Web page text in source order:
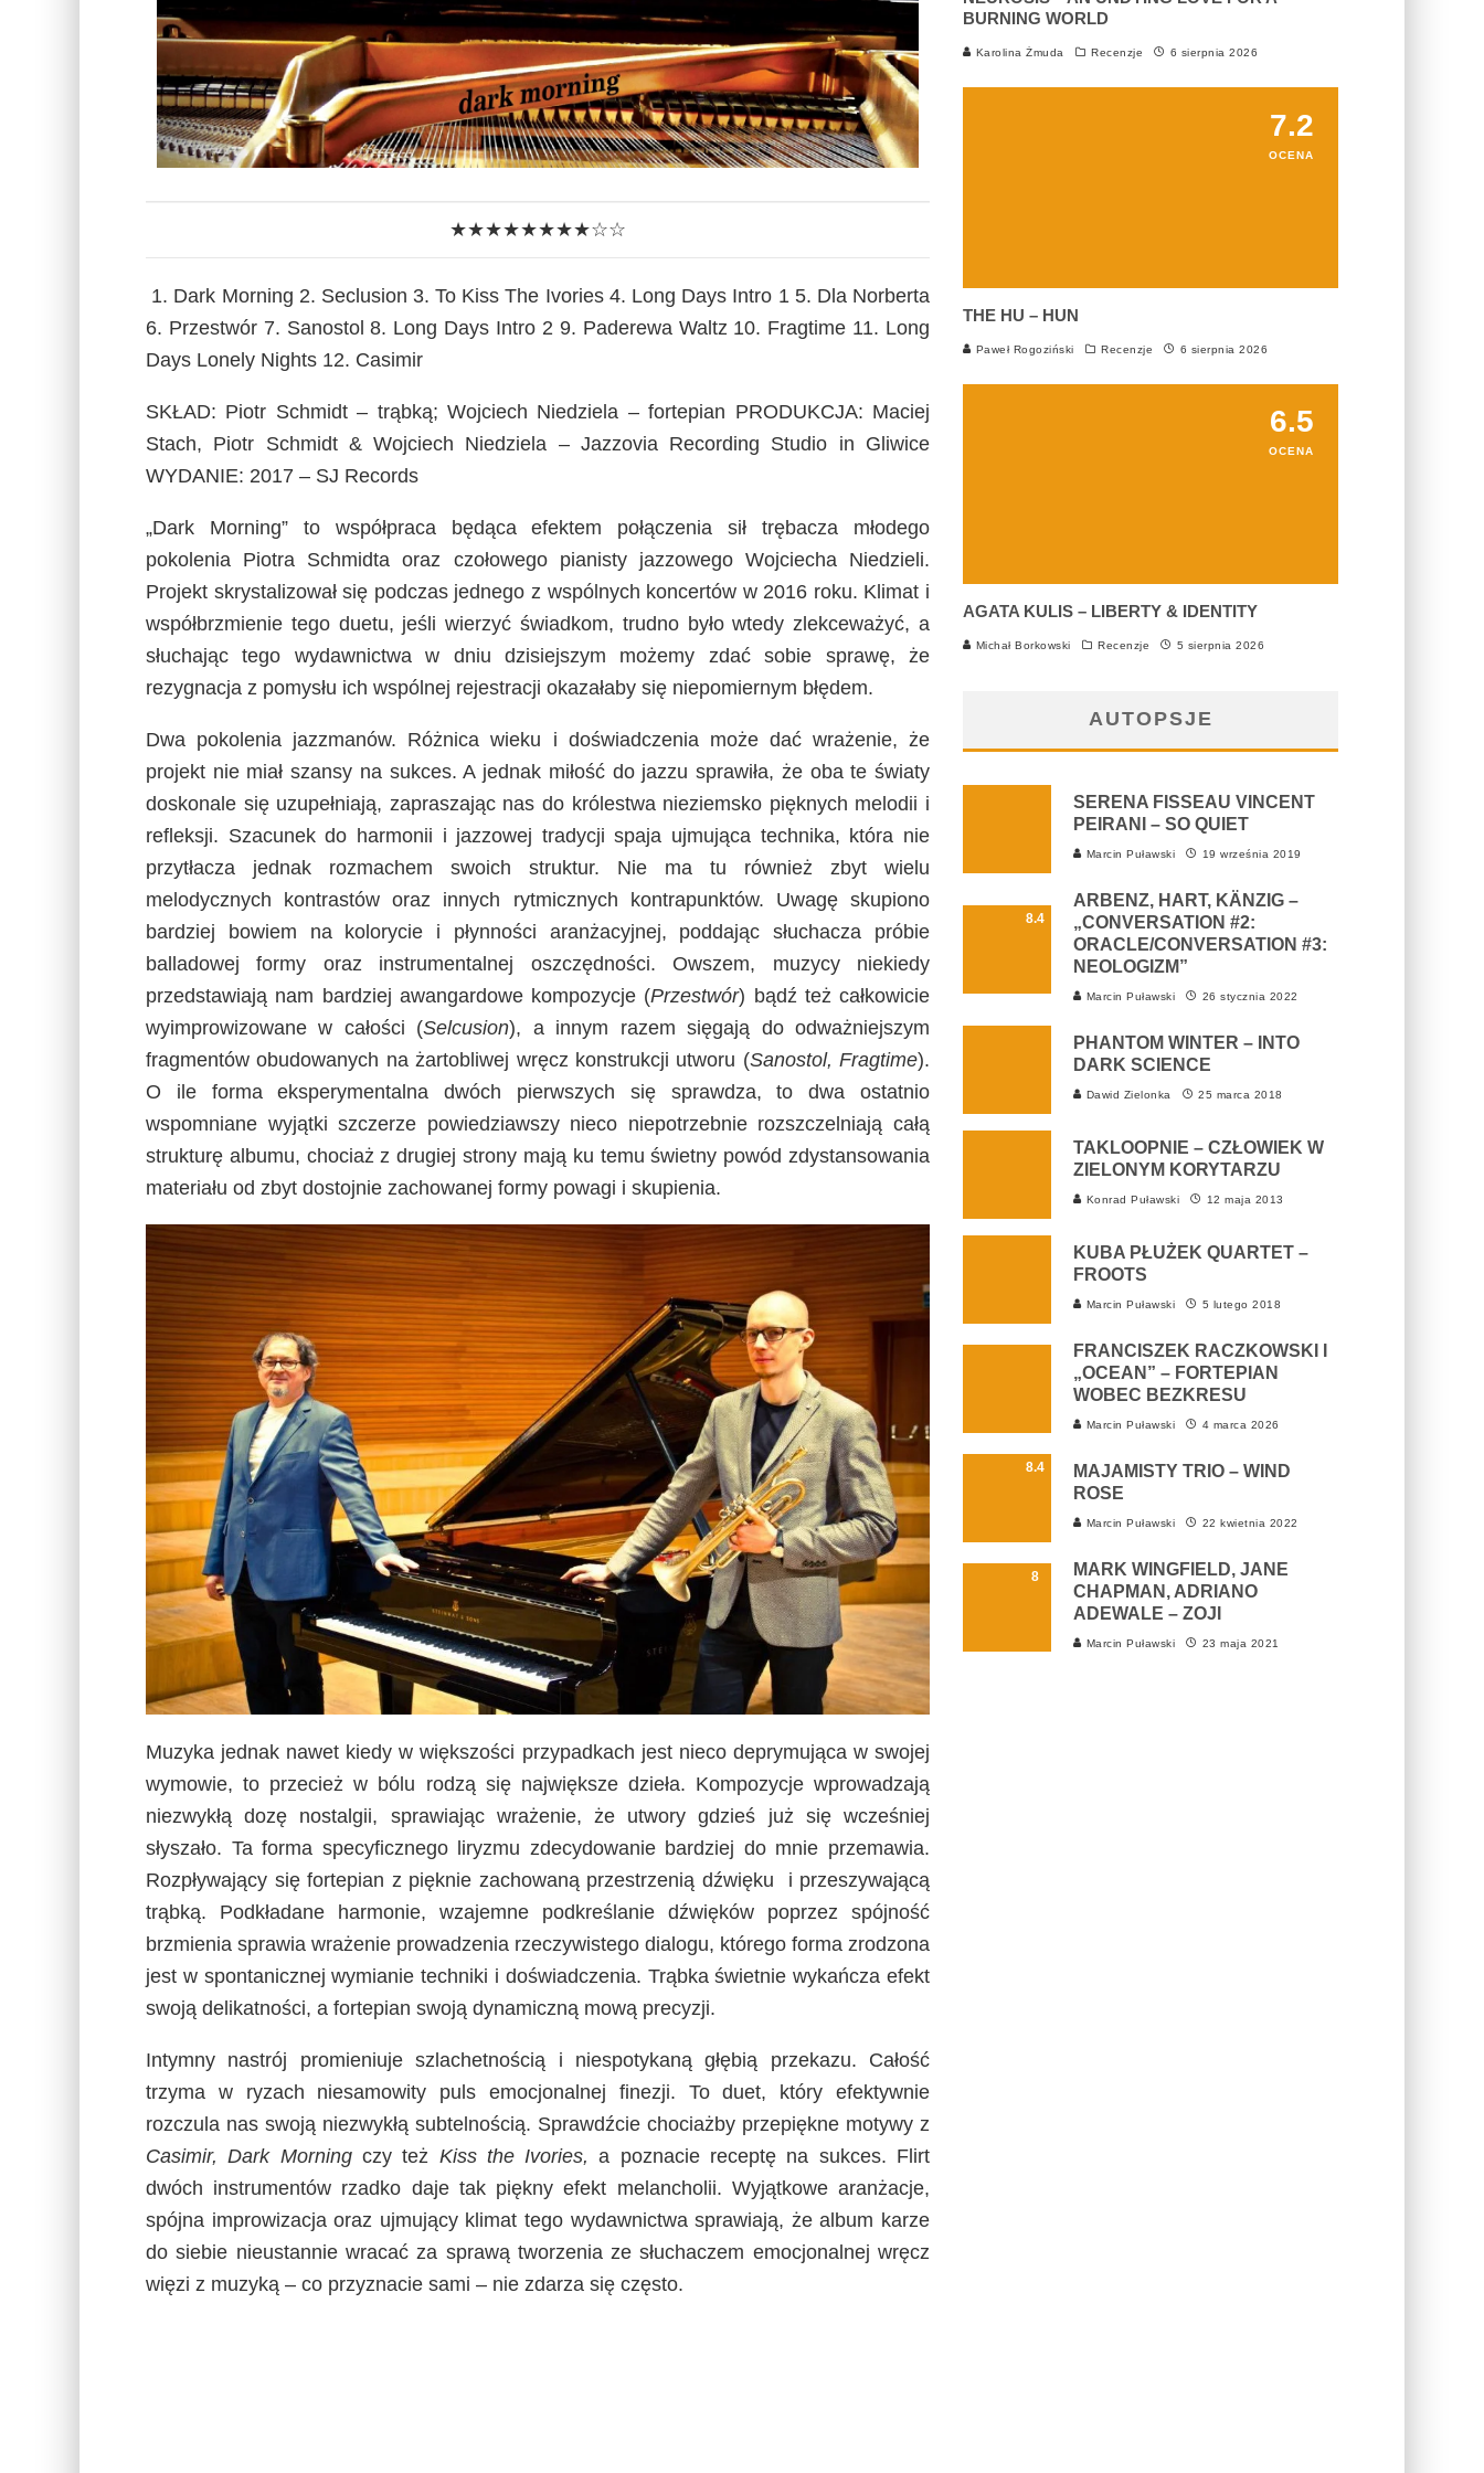
★★★★★★★★☆☆
1. Dark Morning 2. Seclusion 3. To Kiss The Ivories 4. Long Days Intro 1 5. Dla Norberta
6. Przestwór 7. Sanostol 8. Long Days Intro 2 9. Paderewa Waltz 10. Fragtime 11. Long
Days Lonely Nights 12. Casimir
SKŁAD: Piotr Schmidt – trąbką; Wojciech Niedziela – fortepian PRODUKCJA: Maciej
Stach, Piotr Schmidt & Wojciech Niedziela – Jazzovia Recording Studio in Gliwice
WYDANIE: 2017 – SJ Records
„Dark Morning” to współpraca będąca efektem połączenia sił trębacza młodego
pokolenia Piotra Schmidta oraz czołowego pianisty jazzowego Wojciecha Niedzieli.
Projekt skrystalizował się podczas jednego z wspólnych koncertów w 2016 roku. Klimat i
współbrzmienie tego duetu, jeśli wierzyć świadkom, trudno było wtedy zlekceważyć, a
słuchając tego wydawnictwa w dniu dzisiejszym możemy zdać sobie sprawę, że
rezygnacja z pomysłu ich wspólnej rejestracji okazałaby się niepomiernym błędem.
Dwa pokolenia jazzmanów. Różnica wieku i doświadczenia może dać wrażenie, że
projekt nie miał szansy na sukces. A jednak miłość do jazzu sprawiła, że oba te światy
doskonale się uzupełniają, zapraszając nas do królestwa nieziemsko pięknych melodii i
refleksji. Szacunek do harmonii i jazzowej tradycji spaja ujmująca technika, która nie
przytłacza jednak rozmachem swoich struktur. Nie ma tu również zbyt wielu
melodycznych kontrastów oraz innych rytmicznych kontrapunktów. Uwagę skupiono
bardziej bowiem na kolorycie i płynności aranżacyjnej, poddając słuchacza próbie
balladowej formy oraz instrumentalnej oszczędności. Owszem, muzycy niekiedy
przedstawiają nam bardziej awangardowe kompozycje (Przestwór) bądź też całkowicie
wyimprowizowane w całości (Selcusion), a innym razem sięgają do odważniejszym
fragmentów obudowanych na żartobliwej wręcz konstrukcji utworu (Sanostol, Fragtime).
O ile forma eksperymentalna dwóch pierwszych się sprawdza, to dwa ostatnio
wspomniane wyjątki szczerze powiedziawszy nieco niepotrzebnie rozszczelniają całą
strukturę albumu, chociaż z drugiej strony mają ku temu świetny powód zdystansowania
materiału od zbyt dostojnie zachowanej formy powagi i skupienia.
Muzyka jednak nawet kiedy w większości przypadkach jest nieco deprymująca w swojej
wymowie, to przecież w bólu rodzą się największe dzieła. Kompozycje wprowadzają
niezwykłą dozę nostalgii, sprawiając wrażenie, że utwory gdzieś już się wcześniej
słyszało. Ta forma specyficznego liryzmu zdecydowanie bardziej do mnie przemawia.
Rozpływający się fortepian z pięknie zachowaną przestrzenią dźwięku i przeszywającą
trąbką. Podkładane harmonie, wzajemne podkreślanie dźwięków poprzez spójność
brzmienia sprawia wrażenie prowadzenia rzeczywistego dialogu, którego forma zrodzona
jest w spontanicznej wymianie techniki i doświadczenia. Trąbka świetnie wykańcza efekt
swoją delikatności, a fortepian swoją dynamiczną mową precyzji.
Intymny nastrój promieniuje szlachetnością i niespotykaną głębią przekazu. Całość
trzyma w ryzach niesamowity puls emocjonalnej finezji. To duet, który efektywnie
rozczula nas swoją niezwykłą subtelnością. Sprawdźcie chociażby przepiękne motywy z
Casimir, Dark Morningczy też Kiss the Ivories, a poznacie receptę na sukces. Flirt
dwóch instrumentów rzadko daje tak piękny efekt melancholii. Wyjątkowe aranżacje,
spójna improwizacja oraz ujmujący klimat tego wydawnictwa sprawiają, że album karze
do siebie nieustannie wracać za sprawą tworzenia ze słuchaczem emocjonalnej wręcz
więzi z muzyką – co przyznacie sami – nie zdarza się często.
BURNING WORLD
Karolina Żmuda Recenzje 6 sierpnia 2026
7.2
OCENA
THE HU – HUN
Paweł Rogoziński Recenzje 6 sierpnia 2026
6.5
OCENA
AGATA KULIS – LIBERTY & IDENTITY
Michał Borkowski Recenzje 5 sierpnia 2026
AUTOPSJE
SERENA FISSEAU VINCENT
PEIRANI – SO QUIET
Marcin Puławski 19 września 2019
8.4
ARBENZ, HART, KÄNZIG –
„CONVERSATION #2:
ORACLE/CONVERSATION #3:
NEOLOGIZM”
Marcin Puławski 26 stycznia 2022
PHANTOM WINTER – INTO
DARK SCIENCE
Dawid Zielonka 25 marca 2018
TAKLOOPNIE – CZŁOWIEK W
ZIELONYM KORYTARZU
Konrad Puławski 12 maja 2013
KUBA PŁUŻEK QUARTET –
FROOTS
Marcin Puławski 5 lutego 2018
FRANCISZEK RACZKOWSKI I
„OCEAN” – FORTEPIAN
WOBEC BEZKRESU
Marcin Puławski 4 marca 2026
8.4
MAJAMISTY TRIO – WIND
ROSE
Marcin Puławski 22 kwietnia 2022
8
MARK WINGFIELD, JANE
CHAPMAN, ADRIANO
ADEWALE – ZOJI
Marcin Puławski 23 maja 2021